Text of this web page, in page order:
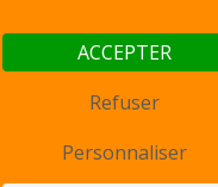
légales - Politique de
ACCEPTER
Refuser
Personnaliser